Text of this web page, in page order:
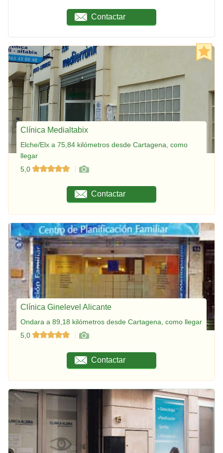
Contactar
Clínica Medialtabix
Elche/Elx a 75,84 kilómetros desde Cartagena, como
llegar
5,0
Contactar
Clínica Ginelevel Alicante
Ondara a 89,18 kilómetros desde Cartagena, como llegar
5,0
Contactar